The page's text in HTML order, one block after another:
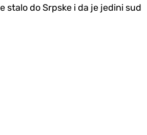
stalo do Srpske i da je jedini sud